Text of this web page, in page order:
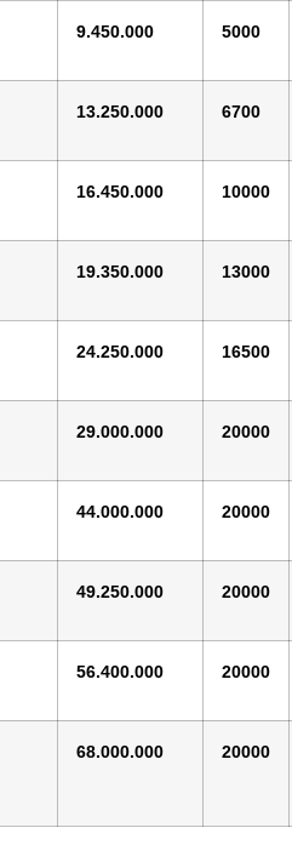
9.450.000 5000
13.250.000 6700
16.450.000 10000
19.350.000 13000
24.250.000 16500
29.000.000 20000
44.000.000 20000
49.250.000 20000
56.400.000 20000
68.000.000 20000